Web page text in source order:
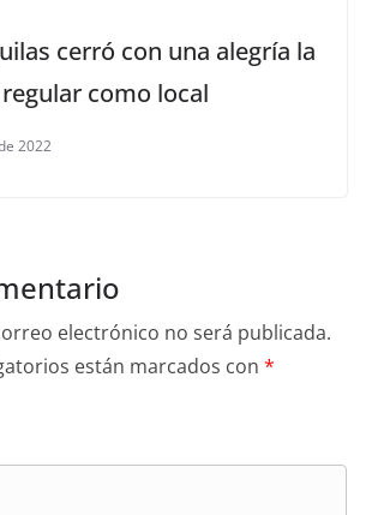
cerró con una alegría la
como local
2022
electrónico no será publicada.
están marcados con *